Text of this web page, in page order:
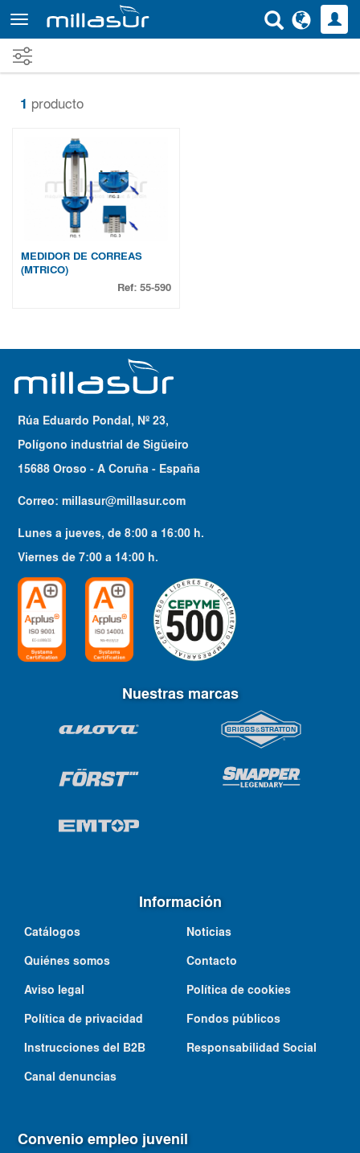
contenido
principal
1 producto
MEDIDOR DE CORREAS
(MTRICO)
Ref: 55-590
Rúa Eduardo Pondal, Nº 23,
Polígono industrial de Sigüeiro
15688 Oroso - A Coruña - España
Correo:millasur@millasur.com
Lunes a jueves, de8:00 a 16:00 h.
Viernes de7:00 a 14:00 h.
Nuestras marcas
Información
Catálogos
Noticias
Quiénes somos
Contacto
Aviso legal
Política de cookies
Política de privacidad
Fondos públicos
Instrucciones del B2B
Responsabilidad Social
Canal denuncias
Convenio empleo juvenil